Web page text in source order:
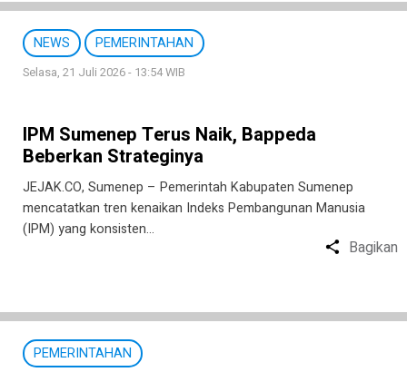
NEWS PEMERINTAHAN
Selasa, 21 Juli 2026 - 13:54 WIB
IPM Sumenep Terus Naik, Bappeda
Beberkan Strateginya
JEJAK.CO, Sumenep – Pemerintah Kabupaten Sumenep
mencatatkan tren kenaikan Indeks Pembangunan Manusia
(IPM) yang konsisten…
Bagikan
PEMERINTAHAN